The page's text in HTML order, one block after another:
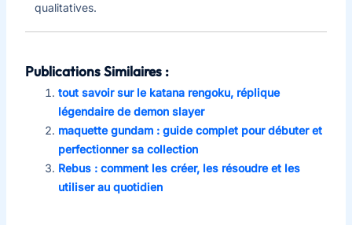
qualitatives.
Publications Similaires :
tout savoir sur le katana rengoku, réplique
légendaire de demon slayer
maquette gundam : guide complet pour débuter et
perfectionner sa collection
Rebus : comment les créer, les résoudre et les
utiliser au quotidien